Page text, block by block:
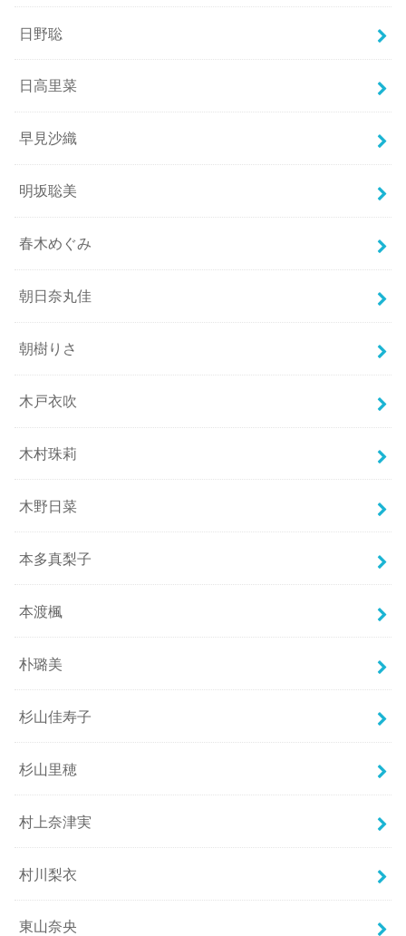
日野聡
日高里菜
早見沙織
明坂聡美
春木めぐみ
朝日奈丸佳
朝樹りさ
木戸衣吹
木村珠莉
木野日菜
本多真梨子
本渡楓
朴璐美
杉山佳寿子
杉山里穂
村上奈津実
村川梨衣
東山奈央